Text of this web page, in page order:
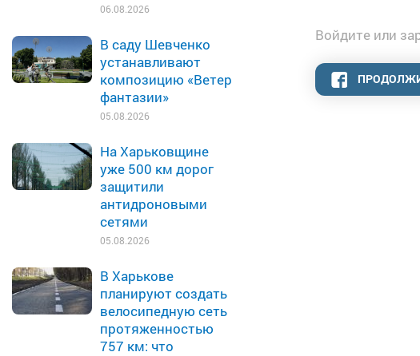
06.08.2026
В саду Шевченко
устанавливают
композицию «Ветер
фантазии»
05.08.2026
На Харьковщине
уже 500 км дорог
защитили
антидроновыми
сетями
05.08.2026
В Харькове
планируют создать
велосипедную сеть
протяженностью
757 км: что
Войдите или